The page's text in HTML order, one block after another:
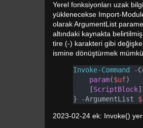
Yerel fonksiyonları uzak
yüklenecekse Import-
olarak ArgumentList
altındaki kaynakta
tire (-) karakteri gibi
ismine dönüştürmek
Invoke-Command -
param($uf)
[ScriptBlock
}
-ArgumentList
2023-02-24 ek: Invoke()